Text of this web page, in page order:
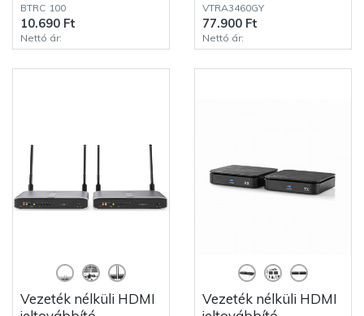
BTRC 100
10.690 Ft
Nettó ár:
VTRA3460GY
77.900 Ft
Nettó ár:
Vezeték nélküli HDMI
Vezeték nélküli HDMI